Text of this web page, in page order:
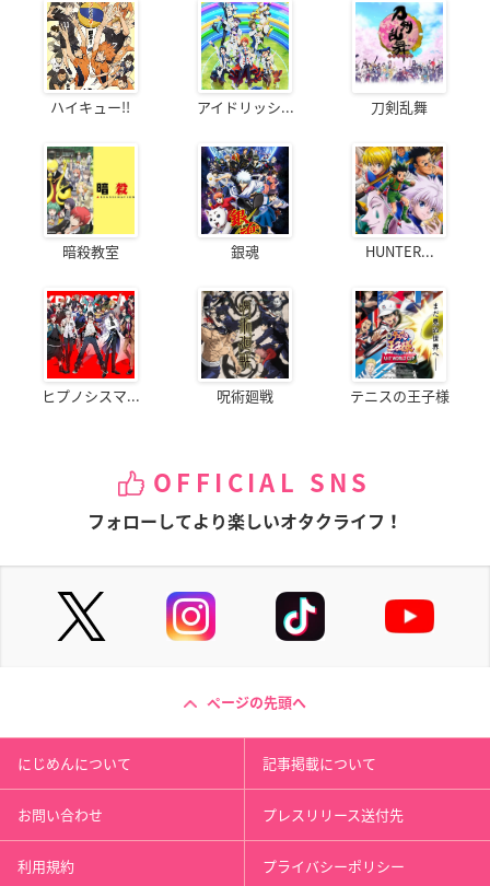
ハイキュー!! アイドリッシ... 刀剣乱舞
暗殺教室 銀魂 HUNTER...
ヒプノシスマ... 呪術廻戦 テニスの王子様
OFFICIAL SNS
フォローしてより楽しいオタクライフ！
ページの先頭へ
にじめんについて 記事掲載について
お問い合わせ プレスリリース送付先
利用規約 プライバシーポリシー